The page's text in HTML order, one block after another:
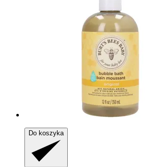
Do koszyka